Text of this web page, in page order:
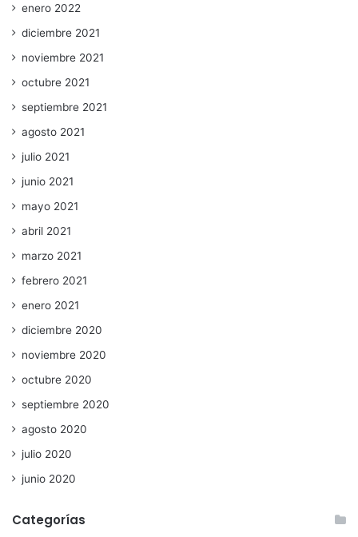
enero 2022
diciembre 2021
noviembre 2021
octubre 2021
septiembre 2021
agosto 2021
julio 2021
junio 2021
mayo 2021
abril 2021
marzo 2021
febrero 2021
enero 2021
diciembre 2020
noviembre 2020
octubre 2020
septiembre 2020
agosto 2020
julio 2020
junio 2020
Categorías